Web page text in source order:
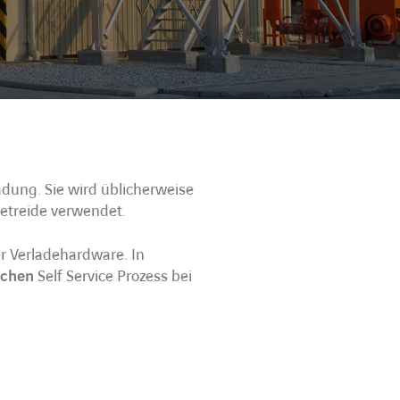
Sie wird üblicherweise
verwendet.
Verladehardware. In
Self Service Prozess bei